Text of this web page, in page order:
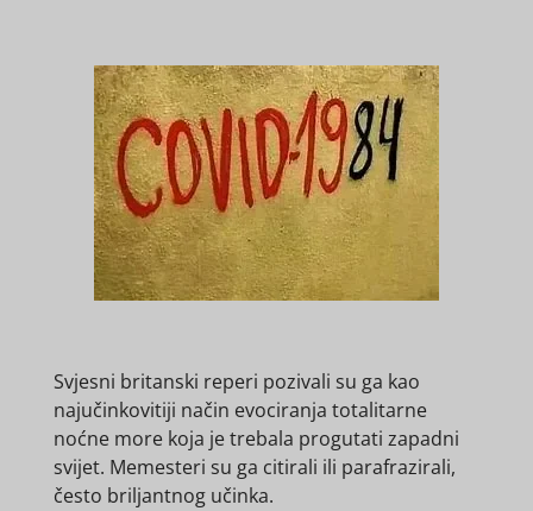
Svjesni britanski reperi pozivali su ga kao
najučinkovitiji način evociranja totalitarne
noćne more koja je trebala progutati zapadni
svijet. Memesteri su ga citirali ili parafrazirali,
često briljantnog učinka.